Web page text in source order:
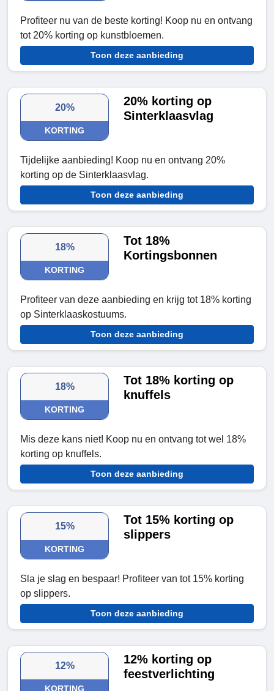
Profiteer nu van de beste korting! Koop nu en ontvang
tot 20% korting op kunstbloemen.
Toon deze aanbieding
20%
KORTING
20% korting op
Sinterklaasvlag
Tijdelijke aanbieding! Koop nu en ontvang 20%
korting op de Sinterklaasvlag.
Toon deze aanbieding
18%
KORTING
Tot 18%
Kortingsbonnen
Profiteer van deze aanbieding en krijg tot 18% korting
op Sinterklaaskostuums.
Toon deze aanbieding
18%
KORTING
Tot 18% korting op
knuffels
Mis deze kans niet! Koop nu en ontvang tot wel 18%
korting op knuffels.
Toon deze aanbieding
15%
KORTING
Tot 15% korting op
slippers
Sla je slag en bespaar! Profiteer van tot 15% korting
op slippers.
Toon deze aanbieding
12%
KORTING
12% korting op
feestverlichting